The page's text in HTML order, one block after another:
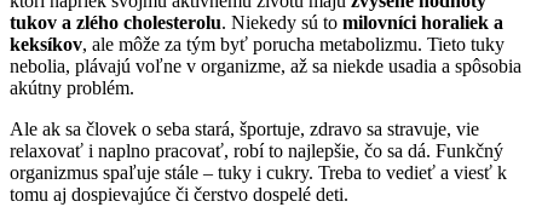
tukov a zlého cholesterolu. Niekedy sú to milovníci horaliek a
keksíkov, ale môže za tým byť porucha metabolizmu. Tieto tuky
nebolia, plávajú voľne v organizme, až sa niekde usadia a spôsobia
akútny problém.
Ale ak sa človek o seba stará, športuje, zdravo sa stravuje, vie
relaxovať i naplno pracovať, robí to najlepšie, čo sa dá. Funkčný
organizmus spaľuje stále – tuky i cukry. Treba to vedieť a viesť k
tomu aj dospievajúce či čerstvo dospelé deti.